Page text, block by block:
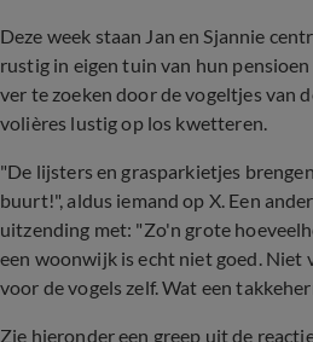
Deze week staan Jan en Sjannie
rustig in eigen tuin van hun
ver te zoeken door de vogeltjes van
volières lustig op los kwetteren.
"De lijsters en grasparkietjes
buurt!", aldus iemand op X. Een
uitzending met: "Zo'n grote
een woonwijk is echt niet goed. Niet
voor de vogels zelf. Wat een
Zie hieronder een greep uit de